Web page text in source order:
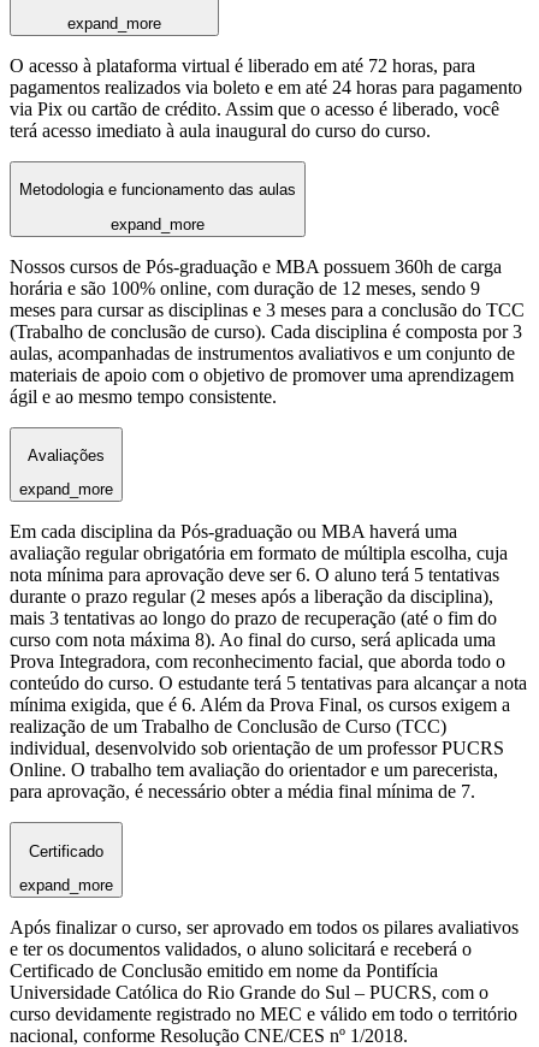
expand_more
O acesso à plataforma virtual é liberado em até 72 horas, para
pagamentos realizados via boleto e em até 24 horas para pagamento
via Pix ou cartão de crédito. Assim que o acesso é liberado, você
terá acesso imediato à aula inaugural do curso do curso.
Metodologia e funcionamento das aulas
expand_more
Nossos cursos de Pós-graduação e MBA possuem 360h de carga
horária e são 100% online, com duração de 12 meses, sendo 9
meses para cursar as disciplinas e 3 meses para a conclusão do TCC
(Trabalho de conclusão de curso). Cada disciplina é composta por 3
aulas, acompanhadas de instrumentos avaliativos e um conjunto de
materiais de apoio com o objetivo de promover uma aprendizagem
ágil e ao mesmo tempo consistente.
Avaliações
expand_more
Em cada disciplina da Pós-graduação ou MBA haverá uma
avaliação regular obrigatória em formato de múltipla escolha, cuja
nota mínima para aprovação deve ser 6. O aluno terá 5 tentativas
durante o prazo regular (2 meses após a liberação da disciplina),
mais 3 tentativas ao longo do prazo de recuperação (até o fim do
curso com nota máxima 8). Ao final do curso, será aplicada uma
Prova Integradora, com reconhecimento facial, que aborda todo o
conteúdo do curso. O estudante terá 5 tentativas para alcançar a nota
mínima exigida, que é 6. Além da Prova Final, os cursos exigem a
realização de um Trabalho de Conclusão de Curso (TCC)
individual, desenvolvido sob orientação de um professor PUCRS
Online. O trabalho tem avaliação do orientador e um parecerista,
para aprovação, é necessário obter a média final mínima de 7.
Certificado
expand_more
Após finalizar o curso, ser aprovado em todos os pilares avaliativos
e ter os documentos validados, o aluno solicitará e receberá o
Certificado de Conclusão emitido em nome da Pontifícia
Universidade Católica do Rio Grande do Sul – PUCRS, com o
curso devidamente registrado no MEC e válido em todo o território
nacional, conforme Resolução CNE/CES nº 1/2018.